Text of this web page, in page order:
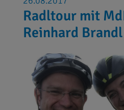
Radltour mit
Reinhard Brandl